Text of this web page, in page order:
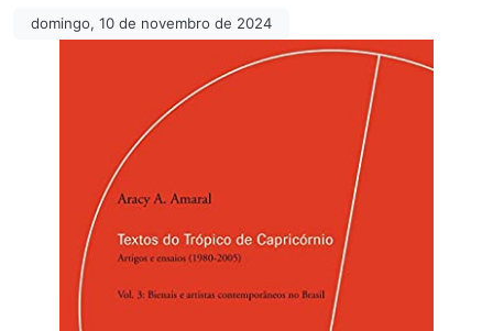
domingo, 10 de novembro de 2024